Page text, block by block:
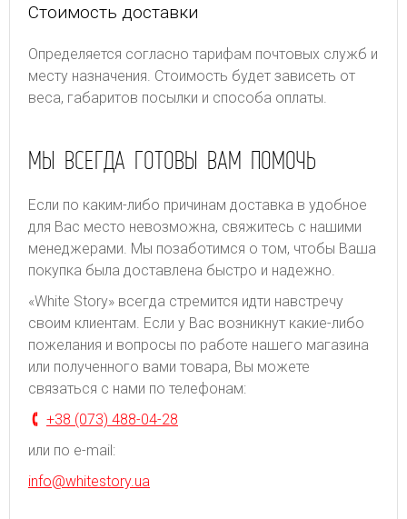
Стоимость доставки
Определяется согласно тарифам почтовых служб и
месту назначения. Стоимость будет зависеть от
веса, габаритов посылки и способа оплаты.
МЫ ВСЕГДА ГОТОВЫ ВАМ ПОМОЧЬ
Если по каким-либо причинам доставка в удобное
для Вас место невозможна, свяжитесь с нашими
менеджерами. Мы позаботимся о том, чтобы Ваша
покупка была доставлена быстро и надежно.
«White Story» всегда стремится идти навстречу
своим клиентам. Если у Вас возникнут какие-либо
пожелания и вопросы по работе нашего магазина
или полученного вами товара, Вы можете
связаться с нами по телефонам:
+38 (073) 488-04-28
или по e-mail:
info@whitestory.ua